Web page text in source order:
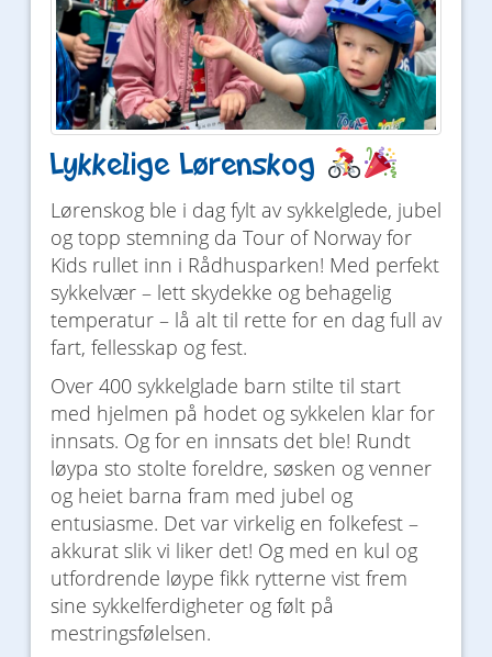
Lykkelige Lørenskog
Lørenskog ble i dag fylt av sykkelglede, jubel
og topp stemning da Tour of Norway for
Kids rullet inn i Rådhusparken! Med perfekt
sykkelvær – lett skydekke og behagelig
temperatur – lå alt til rette for en dag full av
fart, fellesskap og fest.
Over 400 sykkelglade barn stilte til start
med hjelmen på hodet og sykkelen klar for
innsats. Og for en innsats det ble! Rundt
løypa sto stolte foreldre, søsken og venner
og heiet barna fram med jubel og
entusiasme. Det var virkelig en folkefest –
akkurat slik vi liker det! Og med en kul og
utfordrende løype fikk rytterne vist frem
sine sykkelferdigheter og følt på
mestringsfølelsen.